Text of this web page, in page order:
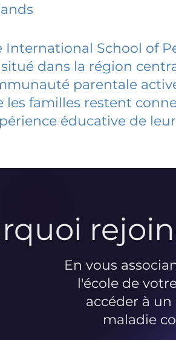
International School of
dans la région
parentale
les familles restent
éducative de
En vous
l'école de
accéder à
maladie